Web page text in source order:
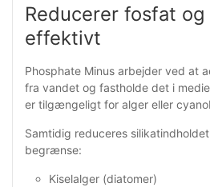
Reducerer fosfat
effektivt
Phosphate Minus arbejder ved at
fra vandet og fastholde det i
er tilgængeligt for alger eller
Samtidig reduceres
begrænse:
Kiselalger (diatomer)